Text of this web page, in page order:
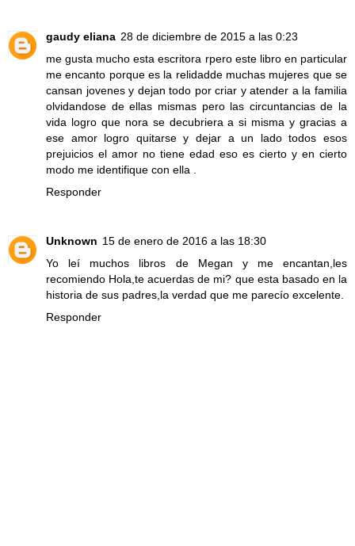
gaudy eliana 28 de diciembre de 2015 a las 0:23
me gusta mucho esta escritora rpero este libro en particular
me encanto porque es la relidadde muchas mujeres que se
cansan jovenes y dejan todo por criar y atender a la familia
olvidandose de ellas mismas pero las circuntancias de la
vida logro que nora se decubriera a si misma y gracias a
ese amor logro quitarse y dejar a un lado todos esos
prejuicios el amor no tiene edad eso es cierto y en cierto
modo me identifique con ella .
Responder
Unknown 15 de enero de 2016 a las 18:30
Yo leí muchos libros de Megan y me encantan,les
recomiendo Hola,te acuerdas de mi? que esta basado en la
historia de sus padres,la verdad que me parecío excelente.
Responder